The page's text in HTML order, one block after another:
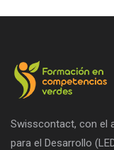
Swisscontact, con el
para el Desarrollo